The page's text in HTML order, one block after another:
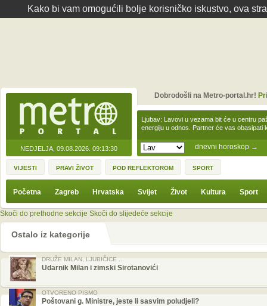
Kako bi vam omogućili bolje korisničko iskustvo, ova
NEDJELJA, 09.08.2026. 09:13:30 dnevni horoskop →
Ljubav: Lavovi u vezama bit će u centru
energiju u odnos. Partner će vas obasipati
Dobrodošli na Metro-portal.hr!
VIJESTI PRAVI ŽIVOT POD REFLEKTOROM SPORT
Početna Zagreb Hrvatska Svijet Život Kultura Sport
Skoči do prethodne sekcije Skoči do slijedeće sekcije
Ostalo iz kategorije
DRUŽE MILAN, LJUBIČICE ...
Udarnik Milan i zimski Sirotanovići
OTVORENO PISMO
Poštovani g. Ministre, jeste li sasvim poludjeli?